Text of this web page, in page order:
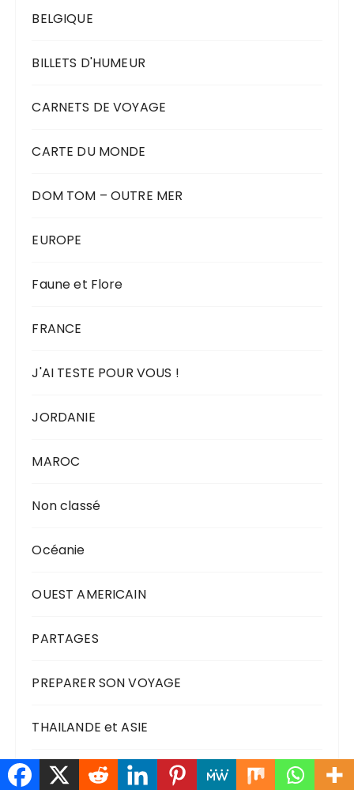
BELGIQUE
BILLETS D'HUMEUR
CARNETS DE VOYAGE
CARTE DU MONDE
DOM TOM – OUTRE MER
EUROPE
Faune et Flore
FRANCE
J'AI TESTE POUR VOUS !
JORDANIE
MAROC
Non classé
Océanie
OUEST AMERICAIN
PARTAGES
PREPARER SON VOYAGE
THAILANDE et ASIE
TUTOS PHOTOS VIDEO